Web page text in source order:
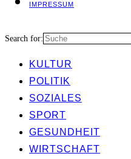
IMPRES­SUM
Search for:
KUL­TUR
POLI­TIK
SOZIA­LES
SPORT
GESUND­HEIT
WIRT­SCHAFT